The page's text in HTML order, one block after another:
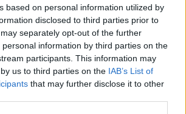
based on personal information utilized by
disclosed to third parties prior to
separately opt-out of the further
information by third parties on the
participants. This information may
us to third parties on the IAB’s List of
that may further disclose it to other
Δημοφιλή
της Μπαρτσελόνα στον πατέρα του